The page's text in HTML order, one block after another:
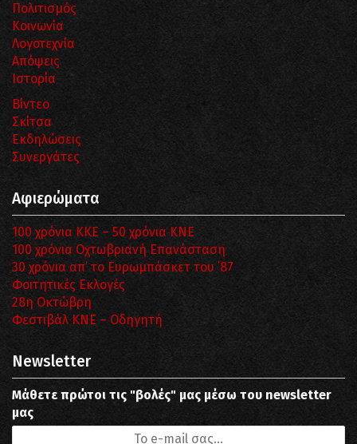
Πολιτισμός
Κοινωνία
Λογοτεχνία
Απόψεις
Ιστορία
Βίντεο
Σκίτσα
Εκδηλώσεις
Συνεργάτες
Αφιερώματα
100 χρόνια ΚΚΕ – 50 χρόνια ΚΝΕ
100 χρόνια Οχτωβριανή Επανάσταση
30 χρόνια απ’ το Ευρωμπάσκετ του ΄87
Φοιτητικές Εκλογές
28η Οκτώβρη
Φεστιβάλ ΚΝΕ – Οδηγητή
Newsletter
Μάθετε πρώτοι τις "βολές" μας μέσω του newsletter
μας